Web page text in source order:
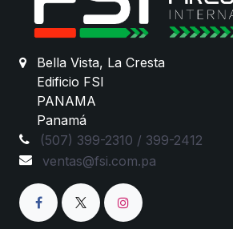
Bella Vista, La Cresta
Edificio FSI
PANAMA
Panamá
(507) 399-2310 / 399-2412
ventas@fsi.com.pa